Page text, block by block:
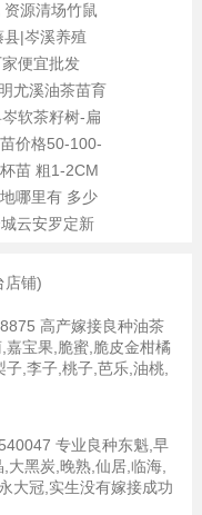
源清场竹鼠
|岑溪养殖
便宜批发
尤溪油茶苗育
软茶籽树-扁
价格50-100-
苗 粗1-2CM
哪里有 多少
云安罗定新
店铺)
高产嫁接良种油茶
宝果,脆蜜,脆皮金柑橘
,李子,桃子,芭乐,油桃,
专业良种东魁,早
大黑炭,晚熟,仙居,临海,
大冠,实生没有嫁接成功